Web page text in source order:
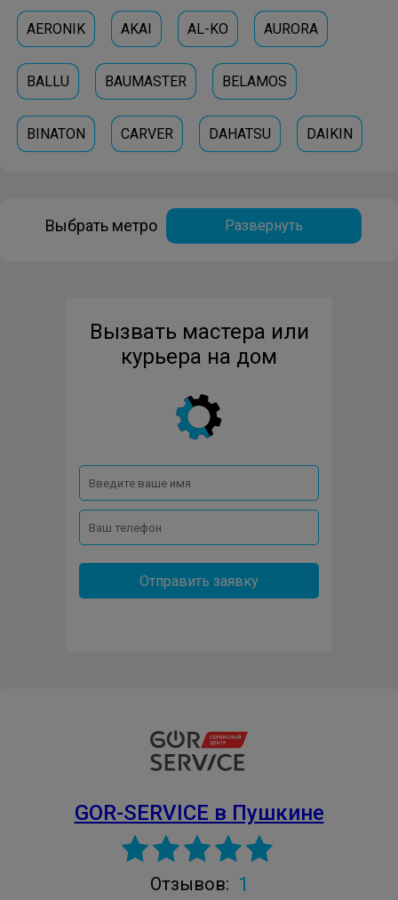
AERONIK AKAI AL-KO AURORA
BALLU BAUMASTER BELAMOS
BINATON CARVER DAHATSU DAIKIN
DIMPLEX EDON ELECTROLUX
EURONORD FAURA FRICO FUBAG
GENERAL
NEOCLIMA NOIROT OASIS PRORAB
Выбрать метро Развернуть
GOR-SERVICE в Пушкине
Отзывов: 1
Вызвать мастера или
курьера на дом
Отправить заявку